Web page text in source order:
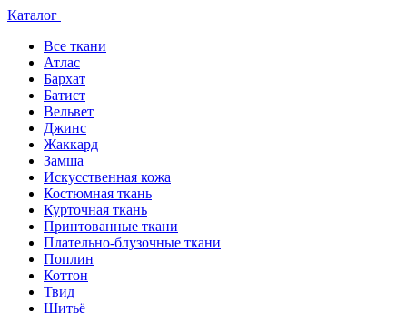
Каталог
Все ткани
Атлас
Бархат
Батист
Вельвет
Джинс
Жаккард
Замша
Искусственная кожа
Костюмная ткань
Курточная ткань
Принтованные ткани
Плательно-блузочные ткани
Поплин
Коттон
Твид
Шитьё